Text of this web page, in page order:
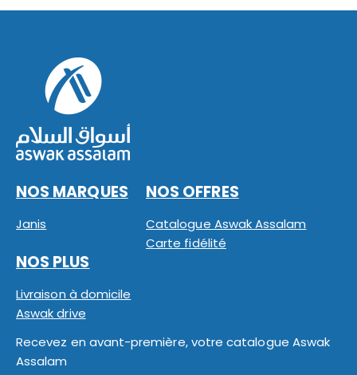
NOS MARQUES
Janis
NOS OFFRES
Catalogue Aswak Assalam
Carte fidélité
NOS PLUS
Livraison à domicile
Aswak drive
Recevez en avant-première, votre catalogue Aswak
Assalam